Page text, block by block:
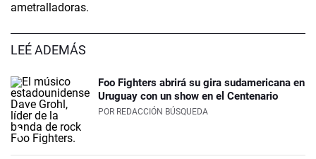
ametralladoras.
LEÉ ADEMÁS
Foo Fighters abrirá su gira sudamericana en
Uruguay con un show en el Centenario
POR REDACCIÓN BÚSQUEDA